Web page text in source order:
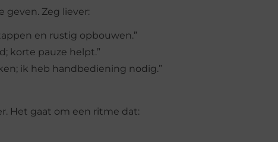
Zeg liever:
en rustig opbouwen.”
korte pauze helpt.”
ik heb handbediening nodig.”
Het gaat om een ritme dat: